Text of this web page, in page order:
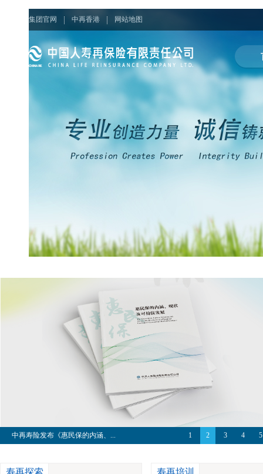
集团官网 中再香港 网站地图
把握长周期趋势，实现高质量发... 1 2 3 4 5
寿再探索 寿再培训